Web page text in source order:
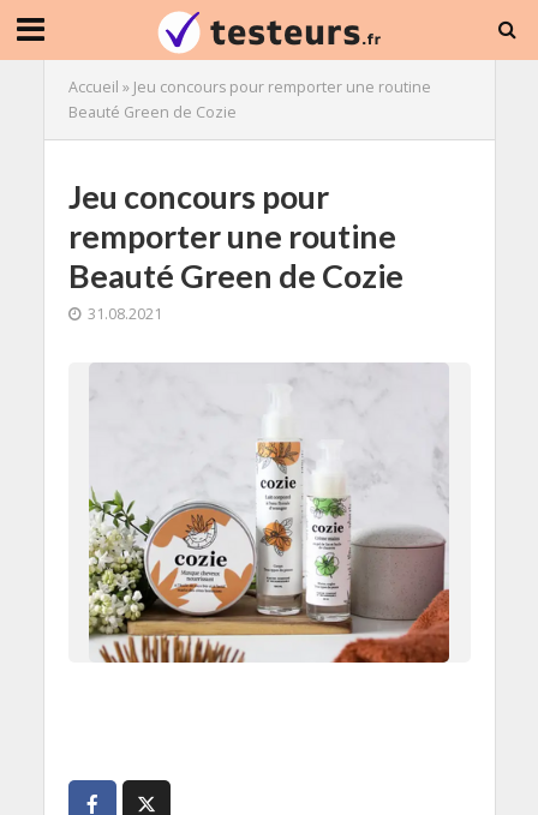
Accueil » Jeu concours pour remporter une routine
Beauté Green de Cozie
Jeu concours pour
remporter une routine
Beauté Green de Cozie
31.08.2021